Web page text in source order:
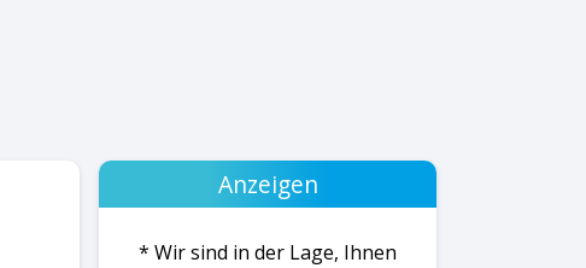
Anzeigen
* Wir sind in der Lage, Ihnen